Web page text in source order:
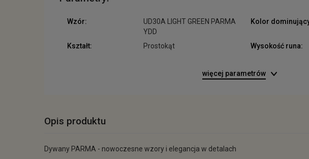
Wzór:
UD30A LIGHT GREEN PARMA
YDD
Kolor
Kształt: Prostokąt Wysokość runa:
więcej parametrów
Opis produktu
Dywany PARMA - nowoczesne wzory i elegancja w detalach